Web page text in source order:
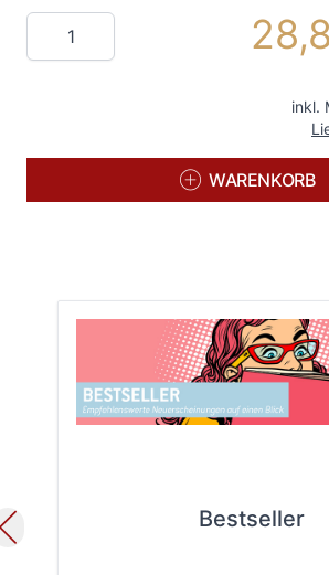
Menge
inkl.
WARENKORB
Bestseller